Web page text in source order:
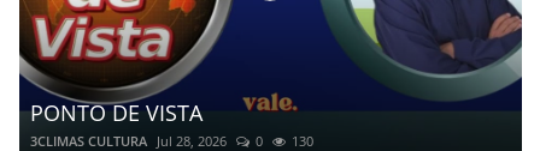
Bastidores da animação “Bob Cuspe”, de
Angeli, é retratado em livro
3CLIMAS CULTURA Ago 2, 2026 0 61